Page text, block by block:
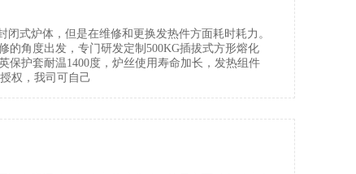
式炉体，但是在维修和更换发热件方面耗时耗力。
的角度出发，专门研发定制500KG插拔式方形熔化
保护套耐温1400度，炉丝使用寿命加长，发热组件
权，我司可自己